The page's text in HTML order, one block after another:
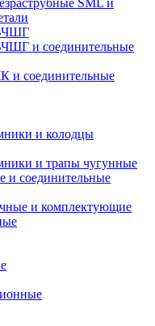
SML и
и соединительные
и соединительные
и колодцы
и трапы чугунные
и соединительные
и комплектующие